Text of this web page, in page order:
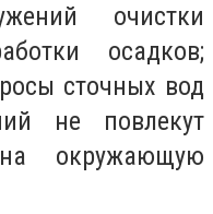
очистки
осадков;
сточных вод
не повлекут
окружающую